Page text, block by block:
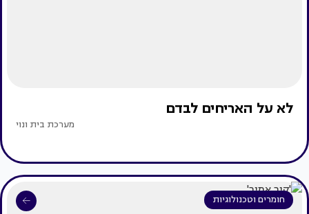
לא על האריחים לבדם
מערכת בית ונוי
חומרים וטכנולוגיות